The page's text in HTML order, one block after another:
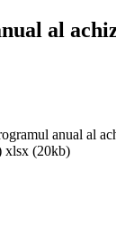
al
anual al
xlsx (20kb)